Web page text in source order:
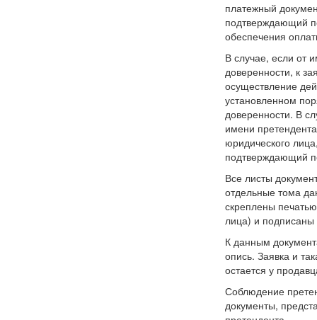
платежный
подтверждающий
обеспечения
В случае, если от
доверенности, к
осуществление
установленном
доверенности. В
имени
юридического
подтверждающий
Все листы
отдельные тома
скреплены
лица) и подписаны
К данным
опись. Заявка и
остается у
Соблюдение
документы,